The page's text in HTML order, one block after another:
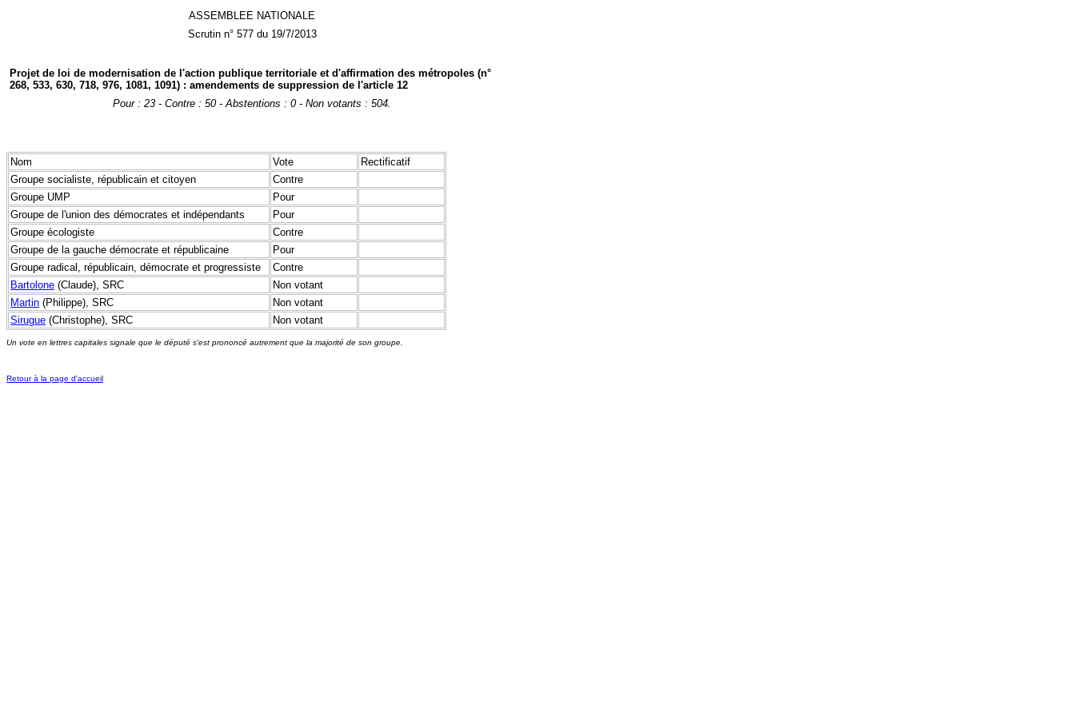
ASSEMBLEE NATIONALE
Scrutin n° 577 du 19/7/2013
Projet de loi de modernisation de l'action publique territoriale et d'affirmation des métropoles (n°
268, 533, 630, 718, 976, 1081, 1091) : amendements de suppression de l'article 12
Pour : 23 - Contre : 50 - Abstentions : 0 - Non votants : 504.
Nom Vote
Rectificatif
Groupe socialiste, républicain et citoyen
Contre
Groupe UMP
Pour
Groupe de l'union des démocrates et indépendants
Pour
Groupe écologiste
Contre
Groupe de la gauche démocrate et républicaine
Pour
Groupe radical, républicain, démocrate et progressiste
Contre
Bartolone (Claude), SRC
Non votant
Martin (Philippe), SRC
Non votant
Sirugue (Christophe), SRC Non votant
Un vote en lettres capitales signale que le député s'est prononcé autrement que la majorité de son groupe.
Retour à la page d'accueil